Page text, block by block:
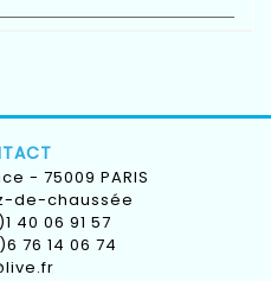
- 75009 PARIS
de-chaussée
40 06 91 57
76 14 06 74